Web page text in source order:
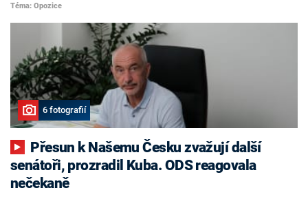
Téma: Opozice
6 fotografií
senátoři, prozradil Kuba. ODS reagovala
nečekaně